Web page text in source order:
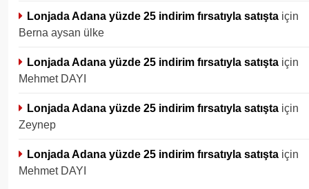
Lonjada Adana yüzde 25 indirim fırsatıyla satışta için
Berna aysan ülke
Lonjada Adana yüzde 25 indirim fırsatıyla satışta için
Mehmet DAYI
Lonjada Adana yüzde 25 indirim fırsatıyla satışta için
Zeynep
Lonjada Adana yüzde 25 indirim fırsatıyla satışta için
Mehmet DAYI